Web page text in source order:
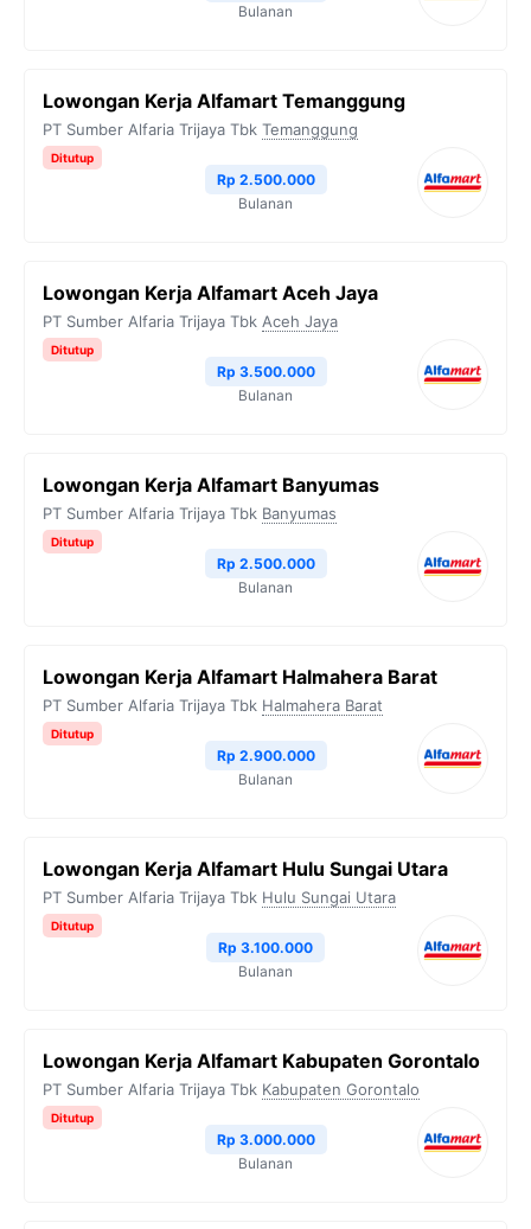
Bulanan
Lowongan Kerja Alfamart Temanggung
PT Sumber Alfaria Trijaya Tbk Temanggung
Ditutup
Rp 2.500.000
Bulanan
Lowongan Kerja Alfamart Aceh Jaya
PT Sumber Alfaria Trijaya Tbk Aceh Jaya
Ditutup
Rp 3.500.000
Bulanan
Lowongan Kerja Alfamart Banyumas
PT Sumber Alfaria Trijaya Tbk Banyumas
Ditutup
Rp 2.500.000
Bulanan
Lowongan Kerja Alfamart Halmahera Barat
PT Sumber Alfaria Trijaya Tbk Halmahera Barat
Ditutup
Rp 2.900.000
Bulanan
Lowongan Kerja Alfamart Hulu Sungai Utara
PT Sumber Alfaria Trijaya Tbk Hulu Sungai Utara
Ditutup
Rp 3.100.000
Bulanan
Lowongan Kerja Alfamart Kabupaten Gorontalo
PT Sumber Alfaria Trijaya Tbk Kabupaten Gorontalo
Ditutup
Rp 3.000.000
Bulanan